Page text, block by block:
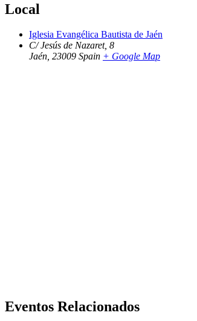
Local
Iglesia Evangélica Bautista de Jaén
C/ Jesús de Nazaret, 8
Jaén, 23009 Spain + Google Map
Eventos Relacionados